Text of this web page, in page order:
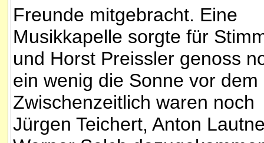
Freunde mitgebracht. Eine
Musikkapelle sorgte für
und Horst Preissler genoss
ein wenig die Sonne vor dem
Zwischenzeitlich waren noch
Jürgen Teichert, Anton